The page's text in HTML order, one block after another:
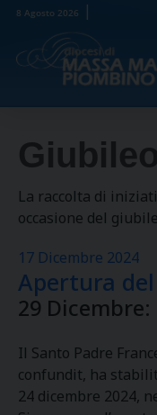
Skip
content
8 Agosto 2026
Giubileo
La raccolta di
occasione del
17 Dicembre 2024
Apertura
29
Il Santo Padre
confundit, ha
24 dicembre 2024,